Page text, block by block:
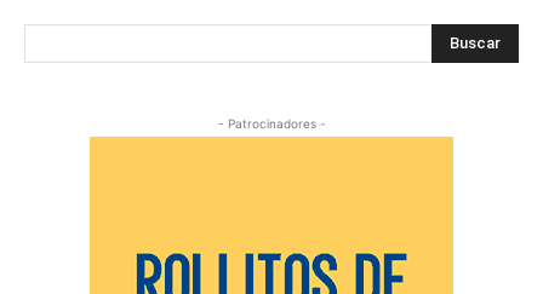
Buscar
- Patrocinadores -